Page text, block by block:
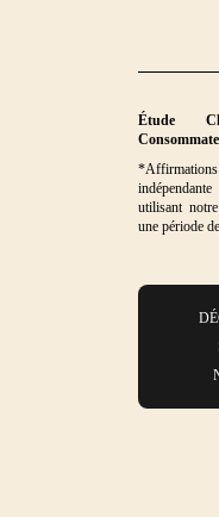
Étude
*Affirmations
utilisant
une période de